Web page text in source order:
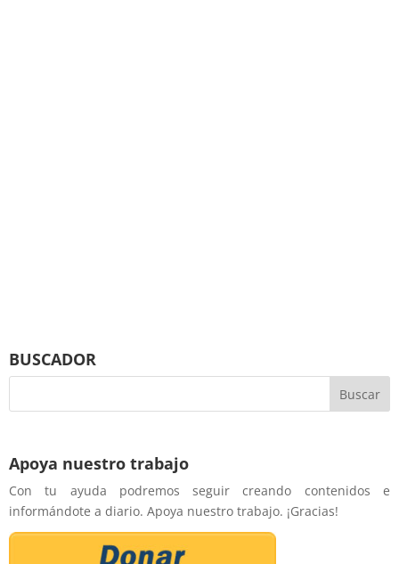
BUSCADOR
Apoya nuestro trabajo
Con tu ayuda podremos seguir creando contenidos e
informándote a diario. Apoya nuestro trabajo. ¡Gracias!